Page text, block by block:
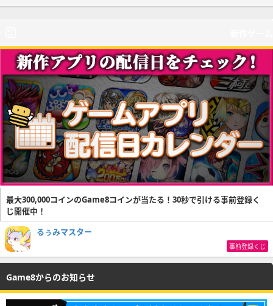
最大300,000コインのGame8コインが当たる！30秒で引ける事前登録く
じ開催中！
るぅみマスター
事前登録くじ
Game8からのお知らせ